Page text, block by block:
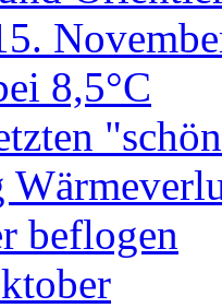
8,5°C
beflogen